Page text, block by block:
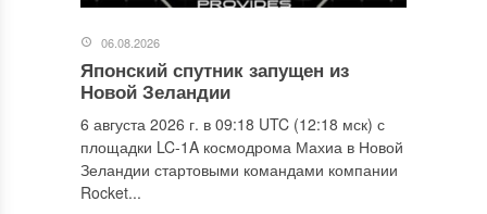
06.08.2026
Японский спутник запущен из
Новой Зеландии
6 августа 2026 г. в 09:18 UTC (12:18 мск) с
площадки LC-1A космодрома Махиа в Новой
Зеландии стартовыми командами компании
Rocket...